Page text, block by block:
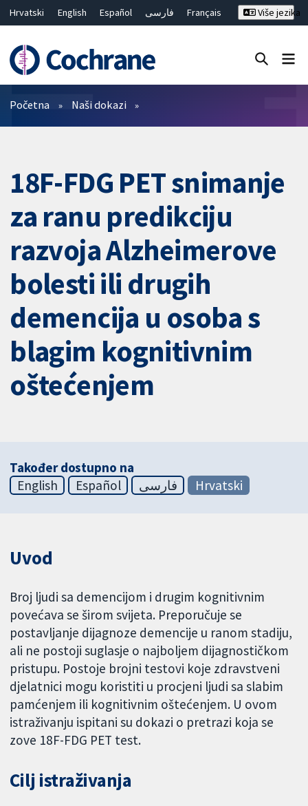
Hrvatski English Español فارسی
Français
繁體中文
简体中文
Više jezika
Prečistači
Početna Naši dokazi
18F-FDG PET snimanje
za ranu predikciju
razvoja Alzheimerove
bolesti ili drugih
demencija u osoba s
blagim kognitivnim
oštećenjem
Također dostupno na
English
Español فارسی Hrvatski
Uvod
Broj ljudi sa demencijom i drugim kognitivnim
povećava se širom svijeta. Preporučuje se
postavljanje dijagnoze demencije u ranom stadiju,
ali ne postoji suglasje o najboljem dijagnostičkom
pristupu. Postoje brojni testovi koje zdravstveni
djelatnici mogu koristiti u procjeni ljudi sa slabim
pamćenjem ili kognitivnim oštećenjem. U ovom
istraživanju ispitani su dokazi o pretrazi koja se
zove 18F-FDG PET test.
Cilj istraživanja